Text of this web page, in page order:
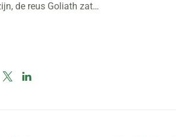
de reus Goliath zat…